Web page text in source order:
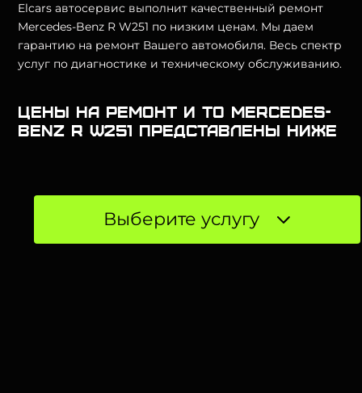
Elcars автосервис выполнит качественный ремонт
Mercedes-Benz R W251 по низким ценам. Мы даем
гарантию на ремонт Вашего автомобиля. Весь спектр
услуг по диагностике и техническому обслуживанию.
Цены на ремонт и ТО Mercedes-
Benz R W251 представлены ниже
Выберите услугу